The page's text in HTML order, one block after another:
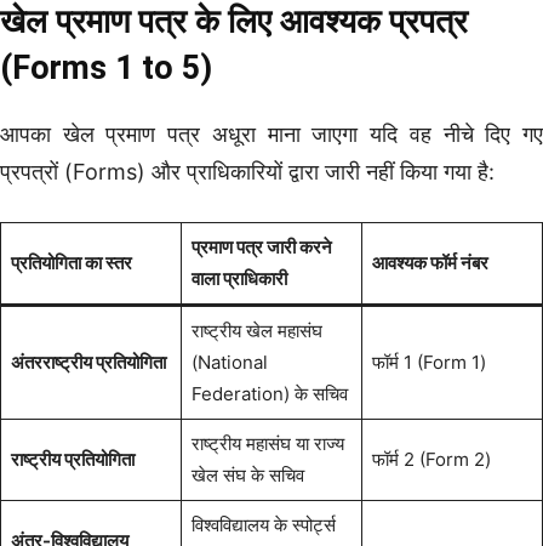
खेल प्रमाण पत्र के लिए आवश्यक प्रपत्र
(Forms 1 to 5)
आपका खेल प्रमाण पत्र अधूरा माना जाएगा यदि वह नीचे दिए गए
प्रपत्रों (Forms) और प्राधिकारियों द्वारा जारी नहीं किया गया है:
प्रतियोगिता का स्तर
प्रमाण पत्र जारी करने
वाला प्राधिकारी
आवश्यक फॉर्म नंबर
अंतरराष्ट्रीय प्रतियोगिता
राष्ट्रीय खेल महासंघ
(National
Federation) के सचिव
फॉर्म 1 (Form 1)
राष्ट्रीय प्रतियोगिता
राष्ट्रीय महासंघ या राज्य
खेल संघ के सचिव
फॉर्म 2 (Form 2)
अंतर-विश्वविद्यालय
विश्वविद्यालय के स्पोर्ट्स